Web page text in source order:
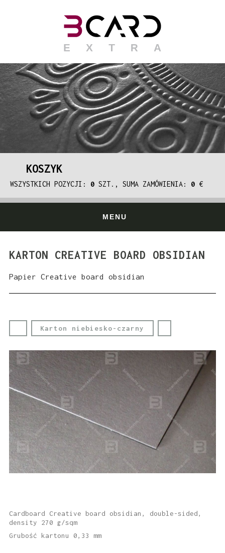
KOSZYK
WSZYSTKICH POZYCJI: 0 SZT., SUMA ZAMÓWIENIA: 0 €
MENU
KARTON CREATIVE BOARD OBSIDIAN
Papier Creative board obsidian
Karton niebiesko-czarny
Cardboard Creative board obsidian, double-sided,
density 270 g/sqm
Grubość kartonu 0,33 mm